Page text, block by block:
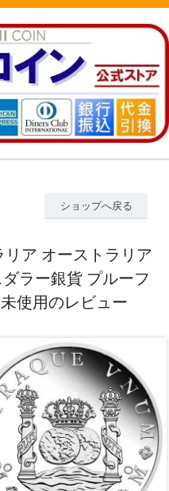
ショップへ戻る
リア オーストラリア
ラー銀貨 プルーフ
未使用のレビュー